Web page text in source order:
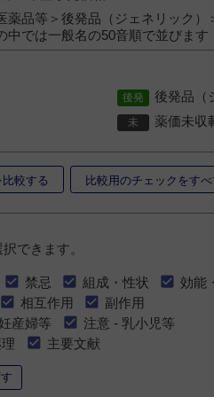
品等＞後発品（ジェネリック）
中では一般名の50音順で並びます
後発品（
薬価未収
較する 比較用のチェックをす
できます。
禁忌 組成・性状
効能
相互作用
副作用
産婦等
注意 - 乳小児等
主要文献